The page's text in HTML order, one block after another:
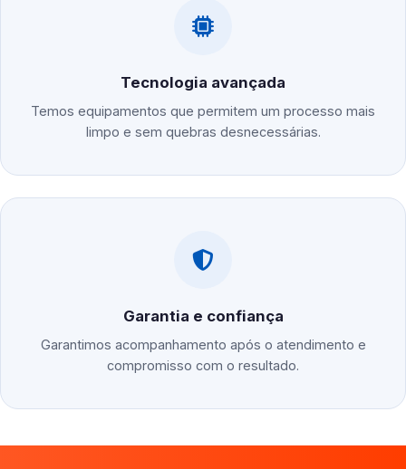
Tecnologia avançada
Temos equipamentos que permitem um processo mais
limpo e sem quebras desnecessárias.
Garantia e confiança
Garantimos acompanhamento após o atendimento e
compromisso com o resultado.